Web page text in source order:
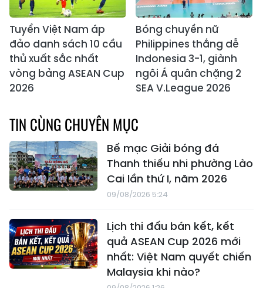
Tuyển Việt Nam áp
đảo danh sách 10 cầu
thủ xuất sắc nhất
vòng bảng ASEAN Cup
2026
Bóng chuyền nữ
Philippines thắng dễ
Indonesia 3-1, giành
ngôi Á quân chặng 2
SEA V.League 2026
TIN CÙNG CHUYÊN MỤC
Bế mạc Giải bóng đá
Thanh thiếu nhi phường Lào
Cai lần thứ I, năm 2026
09/08/2026 5:24
Lịch thi đấu bán kết, kết
quả ASEAN Cup 2026 mới
nhất: Việt Nam quyết chiến
Malaysia khi nào?